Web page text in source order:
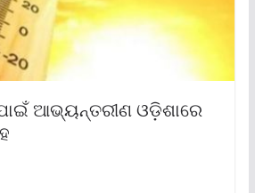
ଆଭ୍ୟନ୍ତରୀଣ ଓଡ଼ିଶାରେ